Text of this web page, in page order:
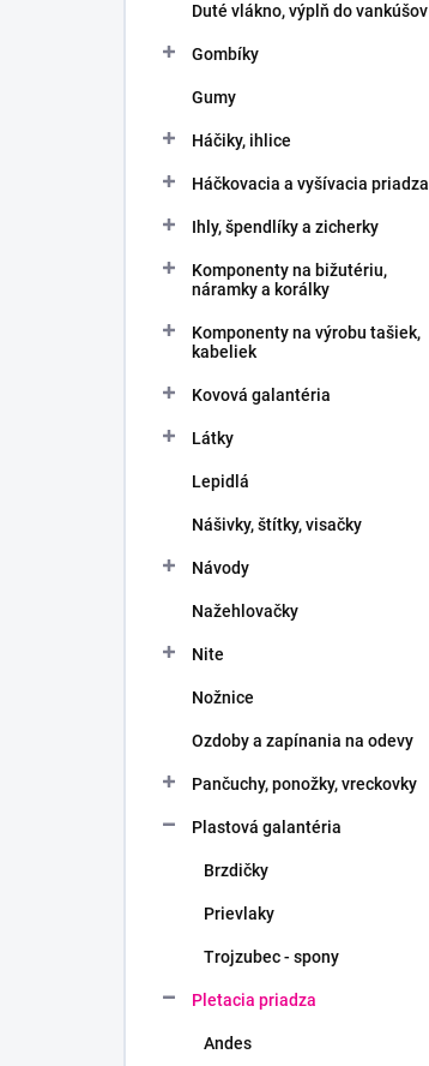
Duté vlákno, výplň do vankúšov
Gombíky
Gumy
Háčiky, ihlice
Háčkovacia a vyšívacia priadza
Ihly, špendlíky a zicherky
Komponenty na bižutériu,
náramky a korálky
Komponenty na výrobu tašiek,
kabeliek
Kovová galantéria
Látky
Lepidlá
Nášivky, štítky, visačky
Návody
Nažehlovačky
Nite
Nožnice
Ozdoby a zapínania na odevy
Pančuchy, ponožky, vreckovky
Plastová galantéria
Brzdičky
Prievlaky
Trojzubec - spony
Pletacia priadza
Andes